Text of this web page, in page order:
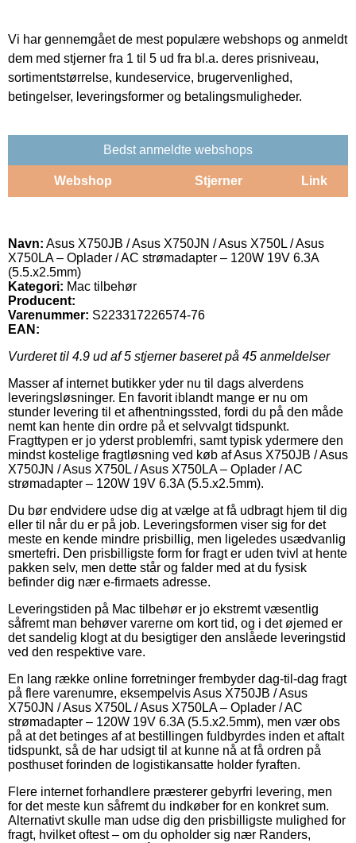
Vi har gennemgået de mest populære webshops og anmeldt
dem med stjerner fra 1 til 5 ud fra bl.a. deres prisniveau,
sortimentstørrelse, kundeservice, brugervenlighed,
betingelser, leveringsformer og betalingsmuligheder.
Bedst anmeldte webshops
Webshop Stjerner Link
Navn: Asus X750JB / Asus X750JN / Asus X750L / Asus
X750LA – Oplader / AC strømadapter – 120W 19V 6.3A
(5.5.x2.5mm)
Kategori: Mac tilbehør
Producent:
Varenummer: S223317226574-76
EAN:
Vurderet til 4.9 ud af 5 stjerner baseret på 45 anmeldelser
Masser af internet butikker yder nu til dags alverdens
leveringsløsninger. En favorit iblandt mange er nu om
stunder levering til et afhentningssted, fordi du på den måde
nemt kan hente din ordre på et selvvalgt tidspunkt.
Fragttypen er jo yderst problemfri, samt typisk ydermere den
mindst kostelige fragtløsning ved køb af Asus X750JB / Asus
X750JN / Asus X750L / Asus X750LA – Oplader / AC
strømadapter – 120W 19V 6.3A (5.5.x2.5mm).
Du bør endvidere udse dig at vælge at få udbragt hjem til dig
eller til når du er på job. Leveringsformen viser sig for det
meste en kende mindre prisbillig, men ligeledes usædvanlig
smertefri. Den prisbilligste form for fragt er uden tvivl at hente
pakken selv, men dette står og falder med at du fysisk
befinder dig nær e-firmaets adresse.
Leveringstiden på Mac tilbehør er jo ekstremt væsentlig
såfremt man behøver varerne om kort tid, og i det øjemed er
det sandelig klogt at du besigtiger den anslåede leveringstid
ved den respektive vare.
En lang række online forretninger frembyder dag-til-dag fragt
på flere varenumre, eksempelvis Asus X750JB / Asus
X750JN / Asus X750L / Asus X750LA – Oplader / AC
strømadapter – 120W 19V 6.3A (5.5.x2.5mm), men vær obs
på at det betinges af at bestillingen fuldbyrdes inden et aftalt
tidspunkt, så de har udsigt til at kunne nå at få ordren på
posthuset forinden de logistikansatte holder fyraften.
Flere internet forhandlere præsterer gebyrfri levering, men
for det meste kun såfremt du indkøber for en konkret sum.
Alternativt skulle man udse dig den prisbilligste mulighed for
fragt, hvilket oftest – om du opholder sig nær Randers,